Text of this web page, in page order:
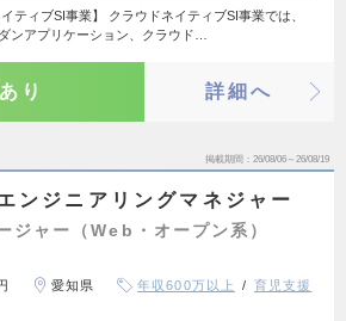
イティブSI事業】 クラウドネイティブSI事業では、
ンアプリケーション、クラウド…
り 詳細へ
掲載期間 26/08/06～26/08/19
ンジニアリングマネジャー
ジャー（Web・オープン系）
愛知県 年収600万以上
育児支援